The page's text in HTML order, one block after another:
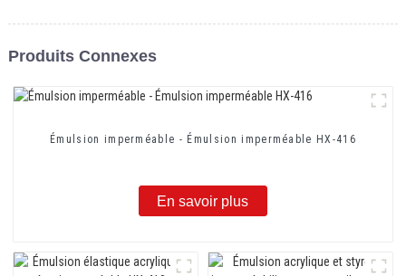
Produits Connexes
Émulsion imperméable - Émulsion imperméable HX-416
En savoir plus